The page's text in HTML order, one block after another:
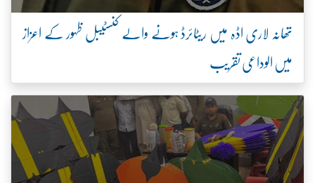
تھانہ لاری اڈہ میں ریٹائرڈ ہونے والے کنسٹیبل ظہور کے اعزاز
میں الوداعی تقریب